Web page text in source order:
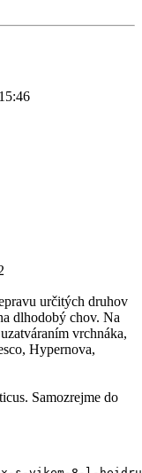
určitých druhov
dlhodobý chov. Na
vrchnáka,
Hypernova,
Samozrejme do